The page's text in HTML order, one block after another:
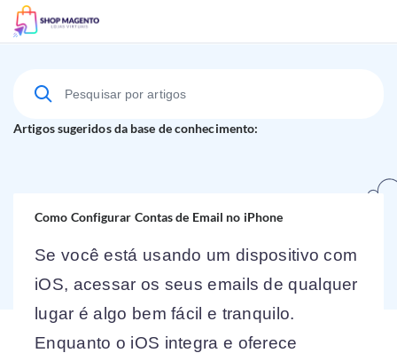
Suporte Técnico
Artigos sugeridos da base de conhecimento:
Como Configurar Contas de Email no iPhone
Se você está usando um dispositivo com
iOS, acessar os seus emails dequalquer
lugar é algo bem fácil e tranquilo.
Enquanto o iOS integra e oferece